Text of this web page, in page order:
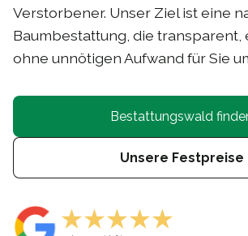
Verstorbener. Unser Ziel ist eine
Baumbestattung, die transparent,
ohne unnötigen Aufwand für Sie
Bestattungswald
Unsere Festpreise